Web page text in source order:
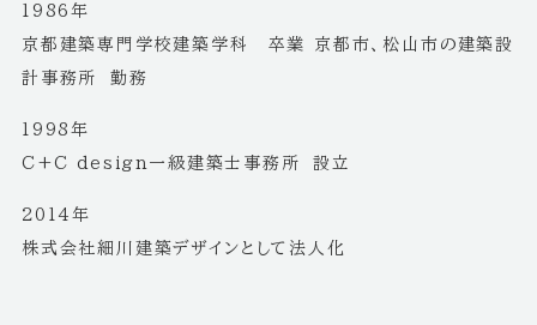
1986年
京都建築専門学校建築学科 卒業 京都市、松山市の建築設
計事務所 勤務
1998年
C+C design一級建築士事務所 設立
2014年
株式会社細川建築デザインとして法人化